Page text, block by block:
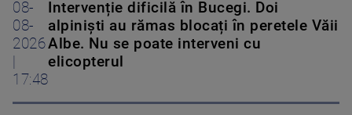
08-
08-
2026
|
17:48
Intervenție dificilă în Bucegi. Doi
alpiniști au rămas blocați în peretele Văii
Albe. Nu se poate interveni cu
elicopterul